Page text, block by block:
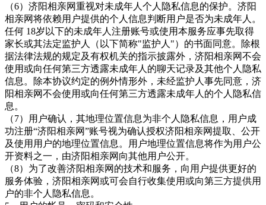
（6） 济阳相亲网重视对未成年人个人隐私信息的保护。济阳
相亲网将依赖用户提供的个人信息判断用户是否为未成年人。
任何 18岁以下的未成年人注册账号或使用本服务应事先取得
家长或其法定监护人（以下简称"监护人"）的书面同意。除根
据法律法规的规定及有权机关的指示披露外， 济阳相亲网不会
使用或向任何第三方透露未成年人的聊天记录及其他个人隐私
信息。除本协议约定的例外情形外，未经监护人事先同意，济
阳相亲网不会使用或向任何第三方透露未成年人的个人隐私信
息。
（7）用户确认，其地理位置信息为非个人隐私信息，用户成
功注册“济阳相亲网”账号视为确认授权济阳相亲网提取、公开
及使用用户的地理位置信息。用户地理位置信息将作为用户公
开资料之一，由济阳相亲网向其他用户公开。
（8）为了改善济阳相亲网的技术和服务，向用户提供更好的
服务体验，济阳相亲网或可会自行收集使用或向第三方提供用
户的非个人隐私信息。